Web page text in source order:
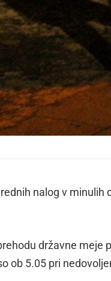
nalog v
državne
ob 5.05 pri